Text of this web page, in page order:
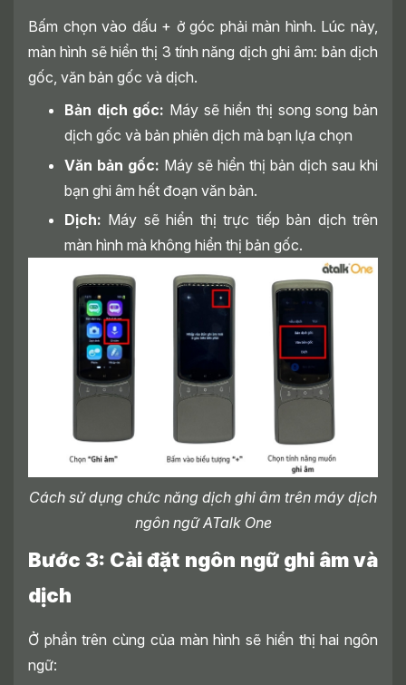
Bấm chọn vào dấu + ở góc phải màn hình. Lúc này,
màn hình sẽ hiển thị 3 tính năng dịch ghi âm: bản dịch
gốc, văn bản gốc và dịch.
Bản dịch gốc: Máy sẽ hiển thị song song bản
dịch gốc và bản phiên dịch mà bạn lựa chọn
Văn bản gốc: Máy sẽ hiển thị bản dịch sau khi
bạn ghi âm hết đoạn văn bản.
Dịch: Máy sẽ hiển thị trực tiếp bản dịch trên
màn hình mà không hiển thị bản gốc.
Cách sử dụng chức năng dịch ghi âm trên máy dịch
ngôn ngữ ATalk One
Bước 3: Cài đặt ngôn ngữ ghi âm và
dịch
Ở phần trên cùng của màn hình sẽ hiển thị hai ngôn
ngữ: